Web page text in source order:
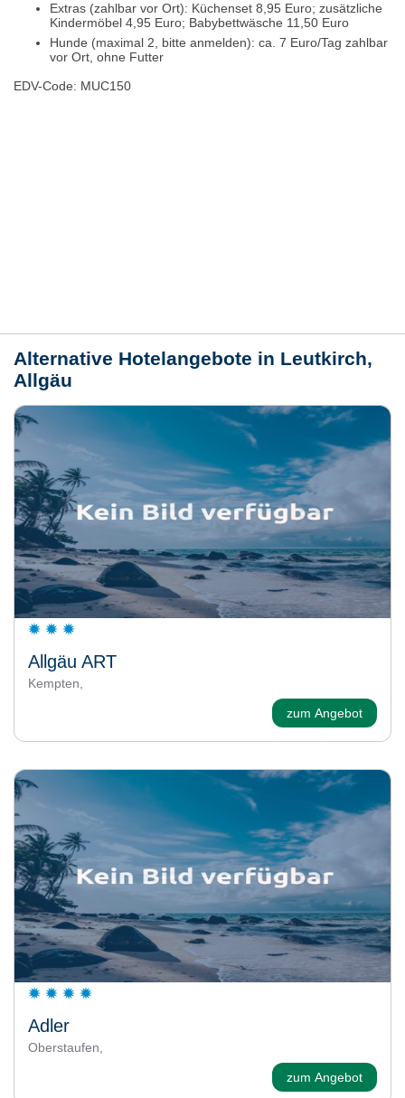
Extras (zahlbar vor Ort): Küchenset 8,95 Euro; zusätzliche
Kindermöbel 4,95 Euro; Babybettwäsche 11,50 Euro
Hunde (maximal 2, bitte anmelden): ca. 7 Euro/Tag zahlbar
vor Ort, ohne Futter
EDV-Code: MUC150
Alternative Hotelangebote in Leutkirch,
Allgäu
Allgäu ART
Kempten,
zum Angebot
Adler
Oberstaufen,
zum Angebot